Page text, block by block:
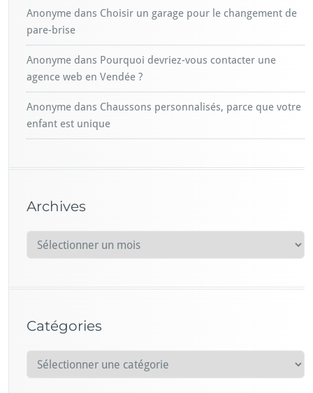
Anonyme dans Choisir un garage pour le changement de
pare-brise
Anonyme dans Pourquoi devriez-vous contacter une
agence web en Vendée ?
Anonyme dans Chaussons personnalisés, parce que votre
enfant est unique
Archives
r
v
Catégories
a